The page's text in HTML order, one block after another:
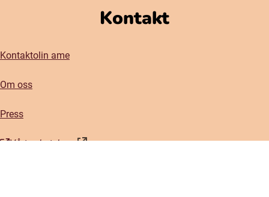
Kontakt
Kontaktolin ame
Om oss
Press
Vårt nyhetsbrev